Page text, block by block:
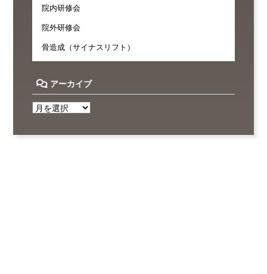
院内研修会
院外研修会
骨造成（サイナスリフト）
アーカイブ